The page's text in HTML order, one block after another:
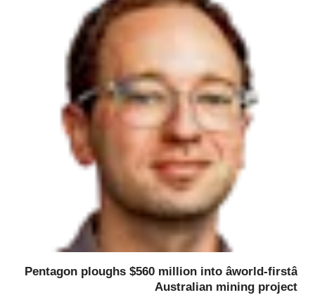
Pentagon ploughs $560 million into âworld-firstâ
Australian mining project